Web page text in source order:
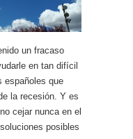
un fracaso
en tan difícil
españoles que
la recesión. Y es
cejar nunca en el
posibles